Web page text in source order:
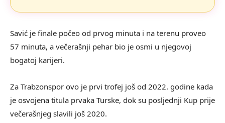
Savić je finale počeo od prvog minuta i na terenu proveo
57 minuta, a večerašnji pehar bio je osmi u njegovoj
bogatoj karijeri.
Za Trabzonspor ovo je prvi trofej još od 2022. godine kada
je osvojena titula prvaka Turske, dok su posljednji Kup prije
večerašnjeg slavili još 2020.